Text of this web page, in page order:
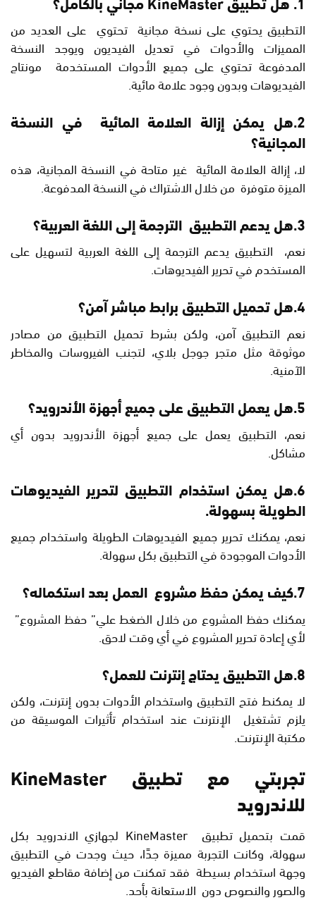
التطبيق يحتوي على نسخة مجانية تحتوي على العديد من
المميزات والأدوات في تعديل الفيديون ويوجد النسخة
المدفوعة تحتوي على جميع الأدوات المستخدمة مونتاج
الفيديوهات وبدون وجود علامة مائية.
2.هل يمكن إزالة العلامة المائية في النسخة
المجانية؟
لا، إزالة العلامة المائية غير متاحة في النسخة المجانية، هذه
الميزة متوفرة من خلال الاشتراك في النسخة المدفوعة.
3.هل يدعم التطبيق الترجمة إلى اللغة العربية؟
نعم، التطبيق يدعم الترجمة إلى اللغة العربية لتسهيل على
المستخدم في تحرير الفيديوهات.
4.هل تحميل التطبيق برابط مباشر آمن؟
نعم التطبيق آمن، ولكن بشرط تحميل التطبيق من مصادر
موثوقة مثل متجر جوجل بلاي، لتجنب الفيروسات والمخاطر
الآمنية.
5.هل يعمل التطبيق على جميع أجهزة الأندرويد؟
نعم، التطبيق يعمل على جميع أجهزة الأندرويد بدون أي
مشاكل.
6.هل يمكن استخدام التطبيق لتحرير الفيديوهات
الطويلة بسهولة.
نعم، يمكنك تحرير جميع الفيديوهات الطويلة واستخدام جميع
الأدوات الموجودة في التطبيق بكل سهولة.
7.كيف يمكن حفظ مشروع العمل بعد استكماله؟
يمكنك حفظ المشروع من خلال الضغط علي” حفظ المشروع”
لأي إعادة تحرير المشروع في أي وقت لاحق.
8.هل التطبيق يحتاج إنترنت للعمل؟
لا يمكنط فتح التطبيق واستخدام الأدوات بدون إنترنت، ولكن
يلزم تشتغيل الإنترنت عند استخدام تأثيرات الموسيقة من
مكتبة الإنترنت.
تجربتي مع تطبيق KineMaster
للاندرويد
قمت بتحميل تطبيق KineMaster لجهازي الاندرويد بكل
سهولة، وكانت التجربة مميزة جدًا، حيث وجدت في التطبيق
وجهة استخدام بسيطة فقد تمكنت من إضافة مقاطع الفيديو
والصور والنصوص دون الاستعانة بأحد.